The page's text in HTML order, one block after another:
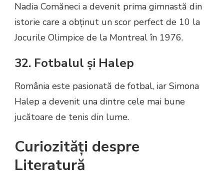
Nadia Comăneci a devenit prima gimnastă din
istorie care a obținut un scor perfect de 10 la
Jocurile Olimpice de la Montreal în 1976.
32. Fotbalul și Halep
România este pasionată de fotbal, iar Simona
Halep a devenit una dintre cele mai bune
jucătoare de tenis din lume.
Curiozități despre
Literatură